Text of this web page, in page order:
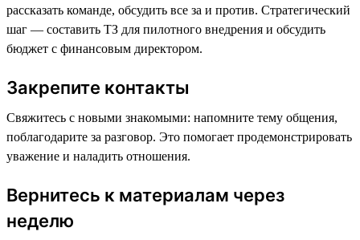
рассказать команде, обсудить все за и против. Стратегический
шаг — составить ТЗ для пилотного внедрения и обсудить
бюджет с финансовым директором.
Закрепите контакты
Свяжитесь с новыми знакомыми: напомните тему общения,
поблагодарите за разговор. Это помогает продемонстрировать
уважение и наладить отношения.
Вернитесь к материалам через
неделю